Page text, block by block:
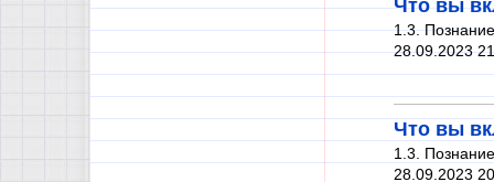
Что вы
1.3.
28.09.2023
Что вы
1.3.
28.09.2023